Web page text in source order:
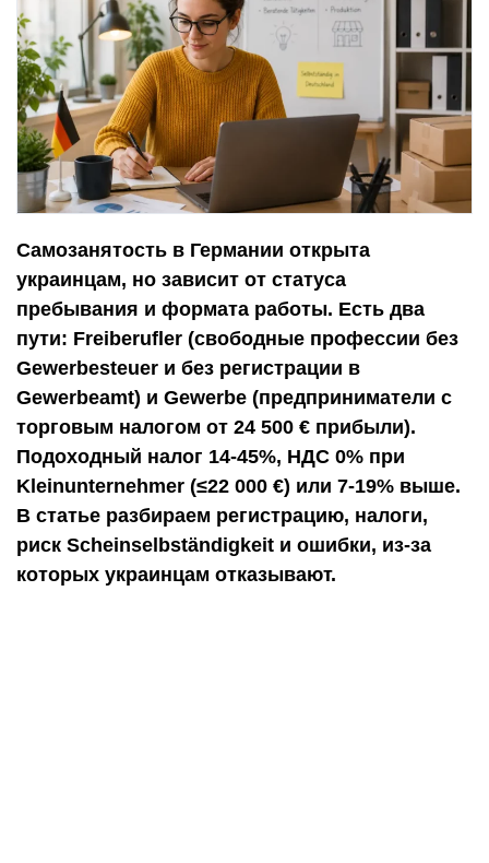
Самозанятость в Германии открыта
украинцам, но зависит от статуса
пребывания и формата работы. Есть два
пути: Freiberufler (свободные профессии без
Gewerbesteuer и без регистрации в
Gewerbeamt) и Gewerbe (предприниматели с
торговым налогом от 24 500 € прибыли).
Подоходный налог 14-45%, НДС 0% при
Kleinunternehmer (≤22 000 €) или 7-19% выше.
В статье разбираем регистрацию, налоги,
риск Scheinselbständigkeit и ошибки, из-за
которых украинцам отказывают.